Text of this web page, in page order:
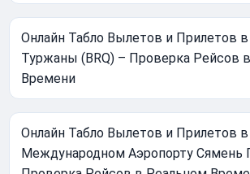
Онлайн Табло Вылетов и Прилетов
Туржаны (BRQ) – Проверка Рейсов
Времени
Онлайн Табло Вылетов и Прилетов в
Международном Аэропорту Сямень